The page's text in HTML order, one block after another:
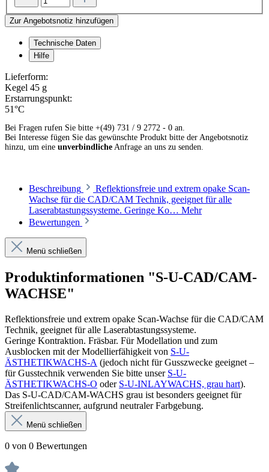
Zur Angebotsnotiz hinzufügen
Technische Daten
Hilfe
Lieferform:
Kegel 45 g
Erstarrungspunkt:
51°C
Bei Fragen rufen Sie bitte +(49) 731 / 9 2772 - 0 an.
Bei Interesse fügen Sie das gewünschte Produkt bitte der Angebotsnotiz
hinzu, um eine unverbindliche Anfrage an uns zu senden.
Beschreibung
Reflektionsfreie und extrem opake Scan-
Wachse für die CAD/CAM Technik, geeignet für alle
Laserabtastungs­systeme. Geringe Ko… Mehr
Bewertungen
Menü schließen
Produktinformationen "S-U-CAD/CAM-
WACHSE"
Reflektionsfreie und extrem opake Scan-Wachse für die CAD/CAM
Technik, geeignet für alle Laserabtastungs­systeme.
Geringe Kontraktion. Fräsbar. Für Modellation und zum
Ausblocken mit der Modellierfähigkeit von S-U-
ÄSTHETIKWACHS-A (jedoch nicht für Gusszwecke geeignet –
für Gusstechnik verwenden Sie bitte unser S-U-
ÄSTHETIKWACHS-O oder S-U-INLAYWACHS, grau hart).
Das S-U-CAD/CAM-WACHS grau ist besonders geeignet für
Streifenlichtscanner, aufgrund neutraler Farbgebung.
Menü schließen
0 von 0 Bewertungen